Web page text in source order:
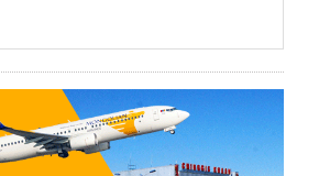
МОНГОЛ УЛС,
ХОЛБООНЫ УЛСТАЙ
ын санхүүжилтын талаар Саудын
санал солилцов